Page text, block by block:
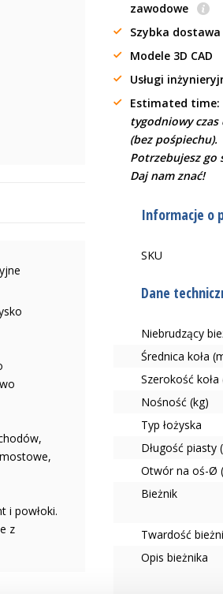
i powłoki.
z
zawodowe
Szybka dostawa
Modele 3D CAD
Usługi
Estimated time:
tygodniowy czas
(bez pośpiechu).
Potrzebujesz go
Daj nam znać!
Informacje o
SKU
Dane
Niebrudzący
Średnica koła
Szerokość
Nośność (kg)
Typ łożyska
Długość piasty
Otwór na oś-Ø
Bieżnik
Twardość
Opis bieżnika